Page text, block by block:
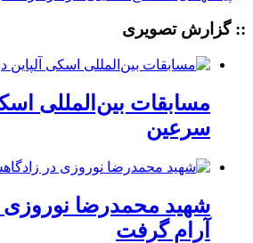
:: گزارش تصویری
مسابقات بین‌المللی
سرعین
شهید محمدرضا
آرام گرفت